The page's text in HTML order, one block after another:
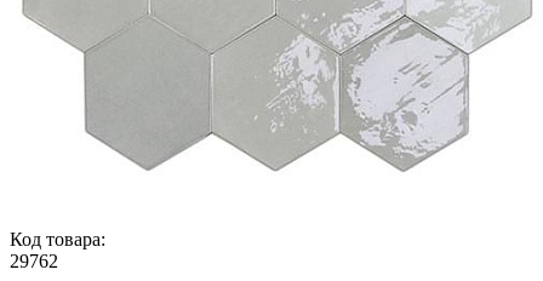
Код товара:
29762